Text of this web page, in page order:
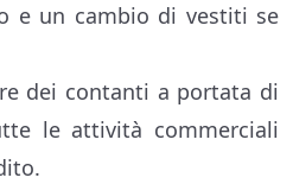
e un cambio di vestiti se
dei contanti a portata di
le attività commerciali